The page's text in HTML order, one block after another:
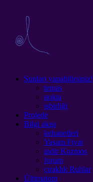
Şunları yapabilirsiniz!
temas
nokta
işbirliği
Projede
Bilgi akışı
kehanetleri
Yaşam Fiyat
indir Kozmos
forum
çıraklık Ruhlar
Ültimatom